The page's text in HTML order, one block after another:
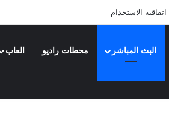
اتفاقية الاستخدام
البث المباشر محطات راديو العاب